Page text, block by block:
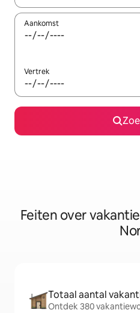
Aankomst
Vertrek
Feiten over
Totaal aantal
Ontdek 380